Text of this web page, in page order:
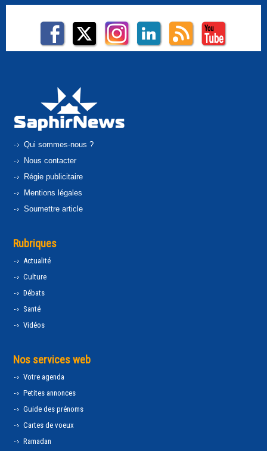
Qui sommes-nous ?
Nous contacter
Régie publicitaire
Mentions légales
Soumettre article
Rubriques
Actualité
Culture
Débats
Santé
Vidéos
Nos services web
Votre agenda
Petites annonces
Guide des prénoms
Cartes de voeux
Ramadan